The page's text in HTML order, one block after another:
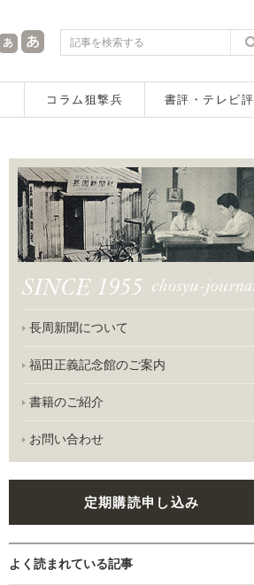
コラム狙撃兵 書評・テレビ評
長周新聞について
福田正義記念館のご案内
書籍のご紹介
お問い合わせ
定期購読申し込み
よく読まれている記事